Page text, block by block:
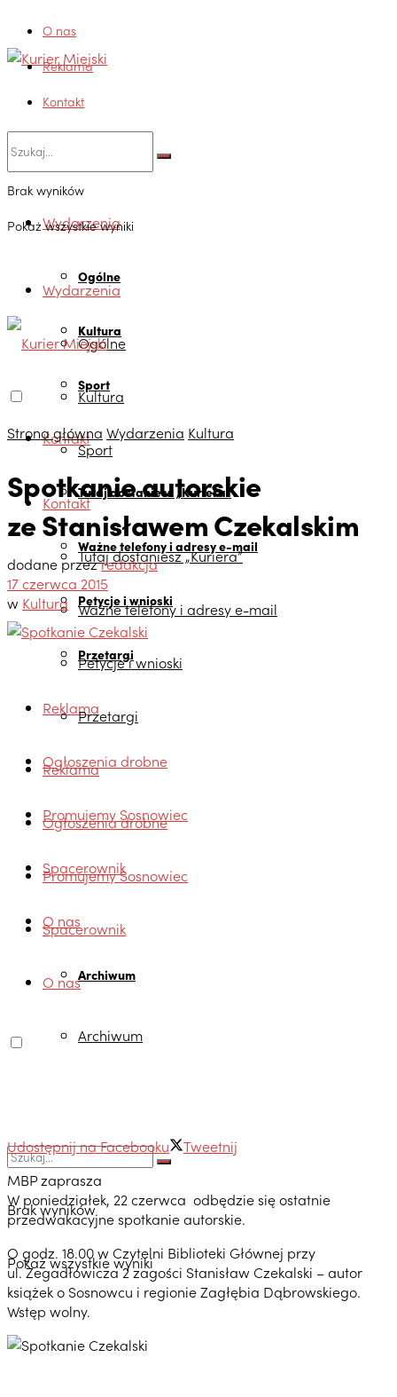
O nas
Reklama
Kontakt
Brak wyników
Pokaż wszystkie wyniki
Wydarzenia
Ogólne
Kultura
Sport
Kontakt
Tutaj dostaniesz „Kuriera”
Ważne telefony i adresy e-mail
Petycje i wnioski
Przetargi
Reklama
Ogłoszenia drobne
Promujemy Sosnowiec
Spacerownik
O nas
Archiwum
Wydarzenia
Ogólne
Kultura
Sport
Kontakt
Tutaj dostaniesz „Kuriera”
Ważne telefony i adresy e-mail
Petycje i wnioski
Przetargi
Reklama
Ogłoszenia drobne
Promujemy Sosnowiec
Spacerownik
O nas
Archiwum
Brak wyników
Pokaż wszystkie wyniki
Strona główna Wydarzenia Kultura
Spotkanie autorskie
ze Stanisławem Czekalskim
dodane przezredakcja
17 czerwca 2015
w Kultura
Udostępnij na Facebooku
Tweetnij
MBP zaprasza
W poniedziałek, 22 czerwca odbędzie się ostatnie
przedwakacyjne spotkanie autorskie.
O godz. 18.00 w Czytelni Biblioteki Głównej przy
ul. Zegadłowicza 2 zagości Stanisław Czekalski – autor
książek o Sosnowcu i regionie Zagłębia Dąbrowskiego.
Wstęp wolny.